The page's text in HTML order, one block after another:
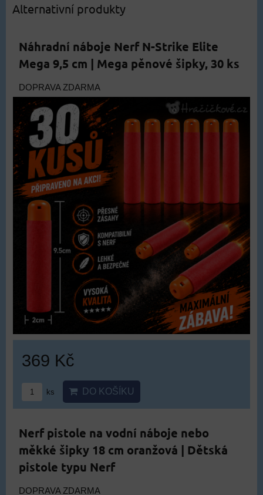
Alternativní produkty
Náhradní náboje Nerf N-Strike Elite
Mega 9,5 cm | Mega pěnové šipky, 30 ks
DOPRAVA ZDARMA
369 Kč
ks DO KOŠÍKU
Nerf pistole na vodní náboje nebo
měkké šipky 18 cm oranžová | Dětská
pistole typu Nerf
DOPRAVA ZDARMA